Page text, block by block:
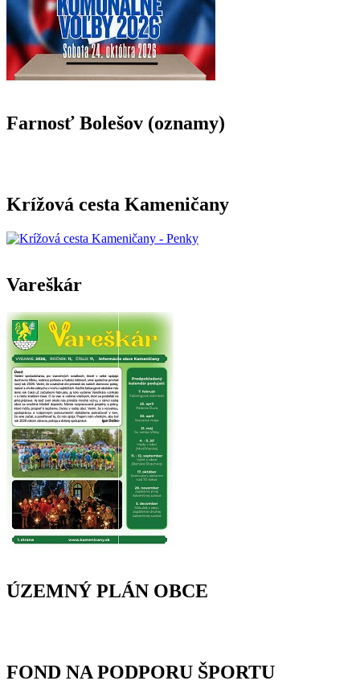
Farnosť Bolešov (oznamy)
Krížová cesta Kameničany
Vareškár
ÚZEMNÝ PLÁN OBCE
FOND NA PODPORU ŠPORTU